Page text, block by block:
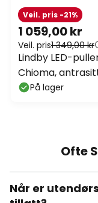
1 059,00 kr
Veil. pris1 349,00 kr
Veil. pris -21%
Lindby LED-
Chioma,
På lager
Ofte
Når er